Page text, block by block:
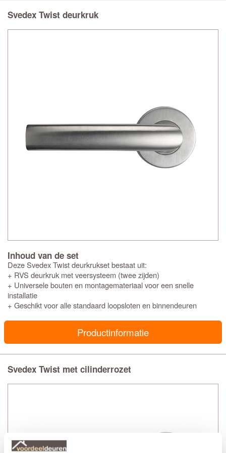
Svedex Twist deurkruk
Inhoud van de set
Deze Svedex Twist deurkrukset bestaat uit:
+ RVS deurkruk met veersysteem (twee zijden)
+ Universele bouten en montagemateriaal voor een snelle
installatie
+ Geschikt voor alle standaard loopsloten en binnendeuren
Productinformatie
Svedex Twist met cilinderrozet